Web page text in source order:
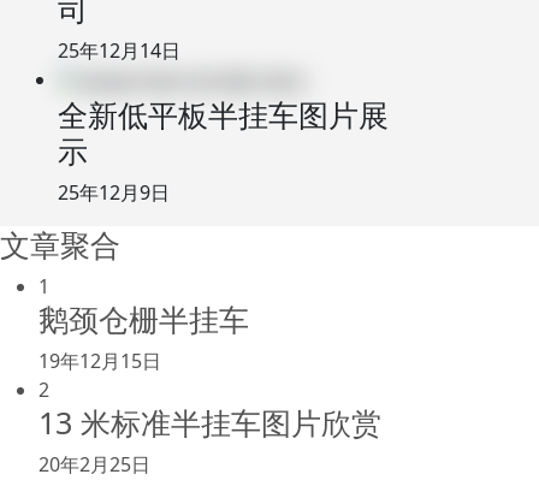
司
25年12月14日
全新低平板半挂车图片展
示
25年12月9日
文章聚合
1
鹅颈仓栅半挂车
19年12月15日
2
13 米标准半挂车图片欣赏
20年2月25日